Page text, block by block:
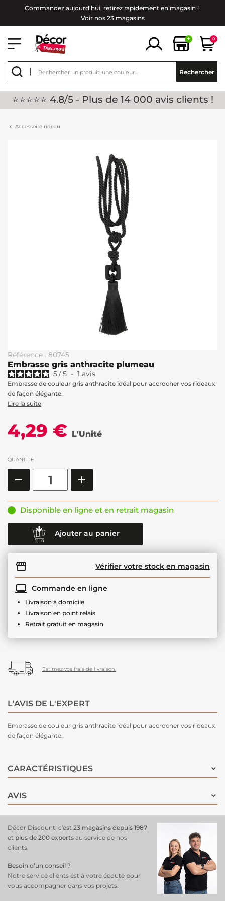
Commandez aujourd'hui, retirez rapidement en magasin !
Voir nos 23 magasins
+ 0
Rechercher
⭐⭐⭐⭐⭐ 4.8/5 - Plus de 14 000 avis clients !
Accessoire rideau
Référence : 80745
Embrasse gris anthracite plumeau
5/5 - 1 avis
Embrasse de couleur gris anthracite idéal pour accrocher vos rideaux
de façon élégante.
Lire la suite
4,29 € L'Unité
QUANTITÉ
Disponible en ligne et en retrait magasin
Ajouter au panier
Vérifier votre stock en magasin
Commande en ligne
Livraison à domicile
Livraison en point relais
Retrait gratuit en magasin
Estimez vos frais de livraison.
L'AVIS DE L'EXPERT
Embrasse de couleur gris anthracite idéal pour accrocher vos rideaux
de façon élégante.
CARACTÉRISTIQUES
AVIS
Décor Discount, c'est 23 magasins depuis 1987
et plus de 200 experts au service de nos
clients.
Besoin d’un conseil ?
Notre service clients est à votre écoute pour
vous accompagner dans vos projets.